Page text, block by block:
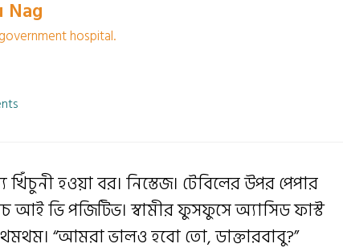
Nag
hospital.
খিঁচুনী হওয়া বর। নিস্তেজ। টেবিলের উপর পেপার
আই ভি পজিটিভ। স্বামীর ফুসফুসে অ্যাসিড ফাস্ট
“আমরা ভালও হবো তো, ডাক্তারবাবু?”